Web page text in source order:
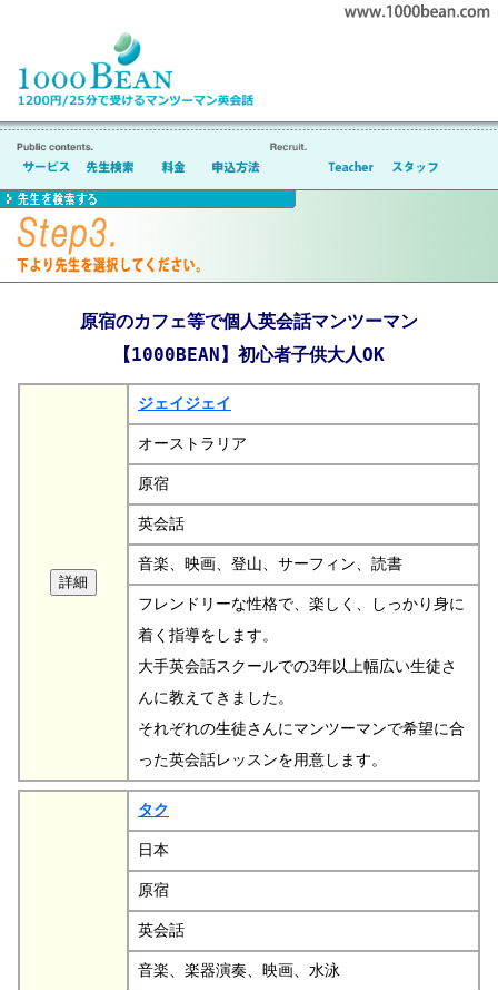
原宿のカフェ等で個人英会話マンツーマン
【1000BEAN】初心者子供大人OK
ジェイジェイ
オーストラリア
原宿
英会話
音楽、映画、登山、サーフィン、読書
フレンドリーな性格で、楽しく、しっかり身に
着く指導をします。
大手英会話スクールでの3年以上幅広い生徒さ
んに教えてきました。
それぞれの生徒さんにマンツーマンで希望に合
った英会話レッスンを用意します。
タク
日本
原宿
英会話
音楽、楽器演奏、映画、水泳